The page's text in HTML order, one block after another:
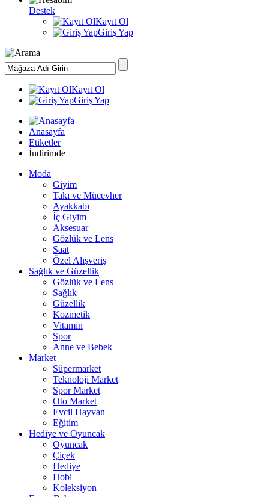
Destek
Kayıt Ol
Giriş Yap
Kayıt Ol
Giriş Yap
Anasayfa
Etiketler
İndirimde
Moda
Giyim
Takı ve Mücevher
Ayakkabı
İç Giyim
Aksesuar
Gözlük ve Lens
Saat
Özel Alışveriş
Sağlık ve Güzellik
Gözlük ve Lens
Sağlık
Güzellik
Kozmetik
Vitamin
Spor
Anne ve Bebek
Market
Süpermarket
Teknoloji Market
Spor Market
Oto Market
Evcil Hayvan
Eğitim
Hediye ve Oyuncak
Oyuncak
Çiçek
Hediye
Hobi
Koleksiyon